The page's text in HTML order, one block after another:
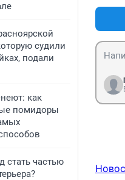
судили
подали
как
помидоры
стать частью